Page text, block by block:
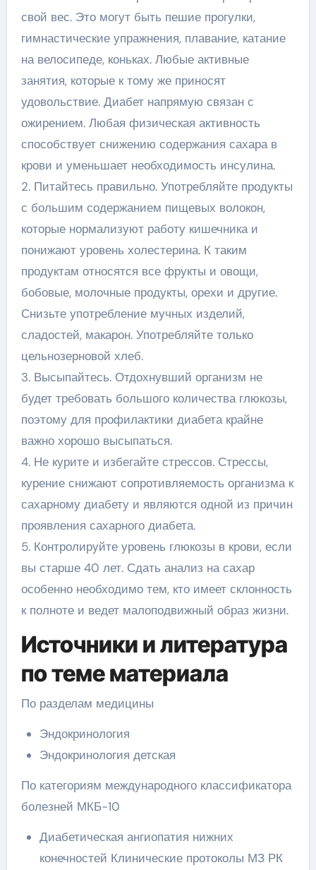
свой вес. Это могут быть пешие прогулки,
гимнастические упражнения, плавание, катание
на велосипеде, коньках. Любые активные
занятия, которые к тому же приносят
удовольствие. Диабет напрямую связан с
ожирением. Любая физическая активность
способствует снижению содержания сахара в
крови и уменьшает необходимость инсулина.
2. Питайтесь правильно. Употребляйте продукты
с большим содержанием пищевых волокон,
которые нормализуют работу кишечника и
понижают уровень холестерина. К таким
продуктам относятся все фрукты и овощи,
бобовые, молочные продукты, орехи и другие.
Снизьте употребление мучных изделий,
сладостей, макарон. Употребляйте только
цельнозерновой хлеб.
3. Высыпайтесь. Отдохнувший организм не
будет требовать большого количества глюкозы,
поэтому для профилактики диабета крайне
важно хорошо высыпаться.
4. Не курите и избегайте стрессов. Стрессы,
курение снижают сопротивляемость организма к
сахарному диабету и являются одной из причин
проявления сахарного диабета.
5. Контролируйте уровень глюкозы в крови, если
вы старше 40 лет. Сдать анализ на сахар
особенно необходимо тем, кто имеет склонность
к полноте и ведет малоподвижный образ жизни.
Источники и литература
по теме материала
По разделам медицины
Эндокринология
Эндокринология детская
По категориям международного классификатора
болезней МКБ-10
Диабетическая ангиопатия нижних
конечностей Клинические протоколы МЗ РК